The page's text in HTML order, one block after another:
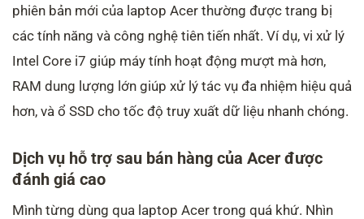
phiên bản mới của laptop Acer thường được trang bị
các tính năng và công nghệ tiên tiến nhất. Ví dụ, vi xử lý
Intel Core i7 giúp máy tính hoạt động mượt mà hơn,
RAM dung lượng lớn giúp xử lý tác vụ đa nhiệm hiệu quả
hơn, và ổ SSD cho tốc độ truy xuất dữ liệu nhanh chóng.
Dịch vụ hỗ trợ sau bán hàng của Acer được
đánh giá cao
Mình từng dùng qua laptop Acer trong quá khứ. Nhìn